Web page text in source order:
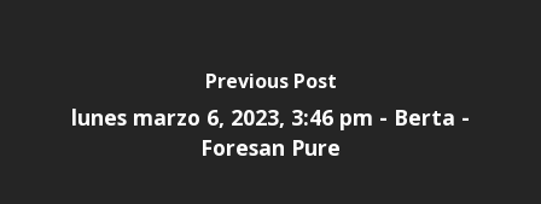
Previous Post
lunes marzo 6, 2023, 3:46 pm - Berta -
Foresan Pure